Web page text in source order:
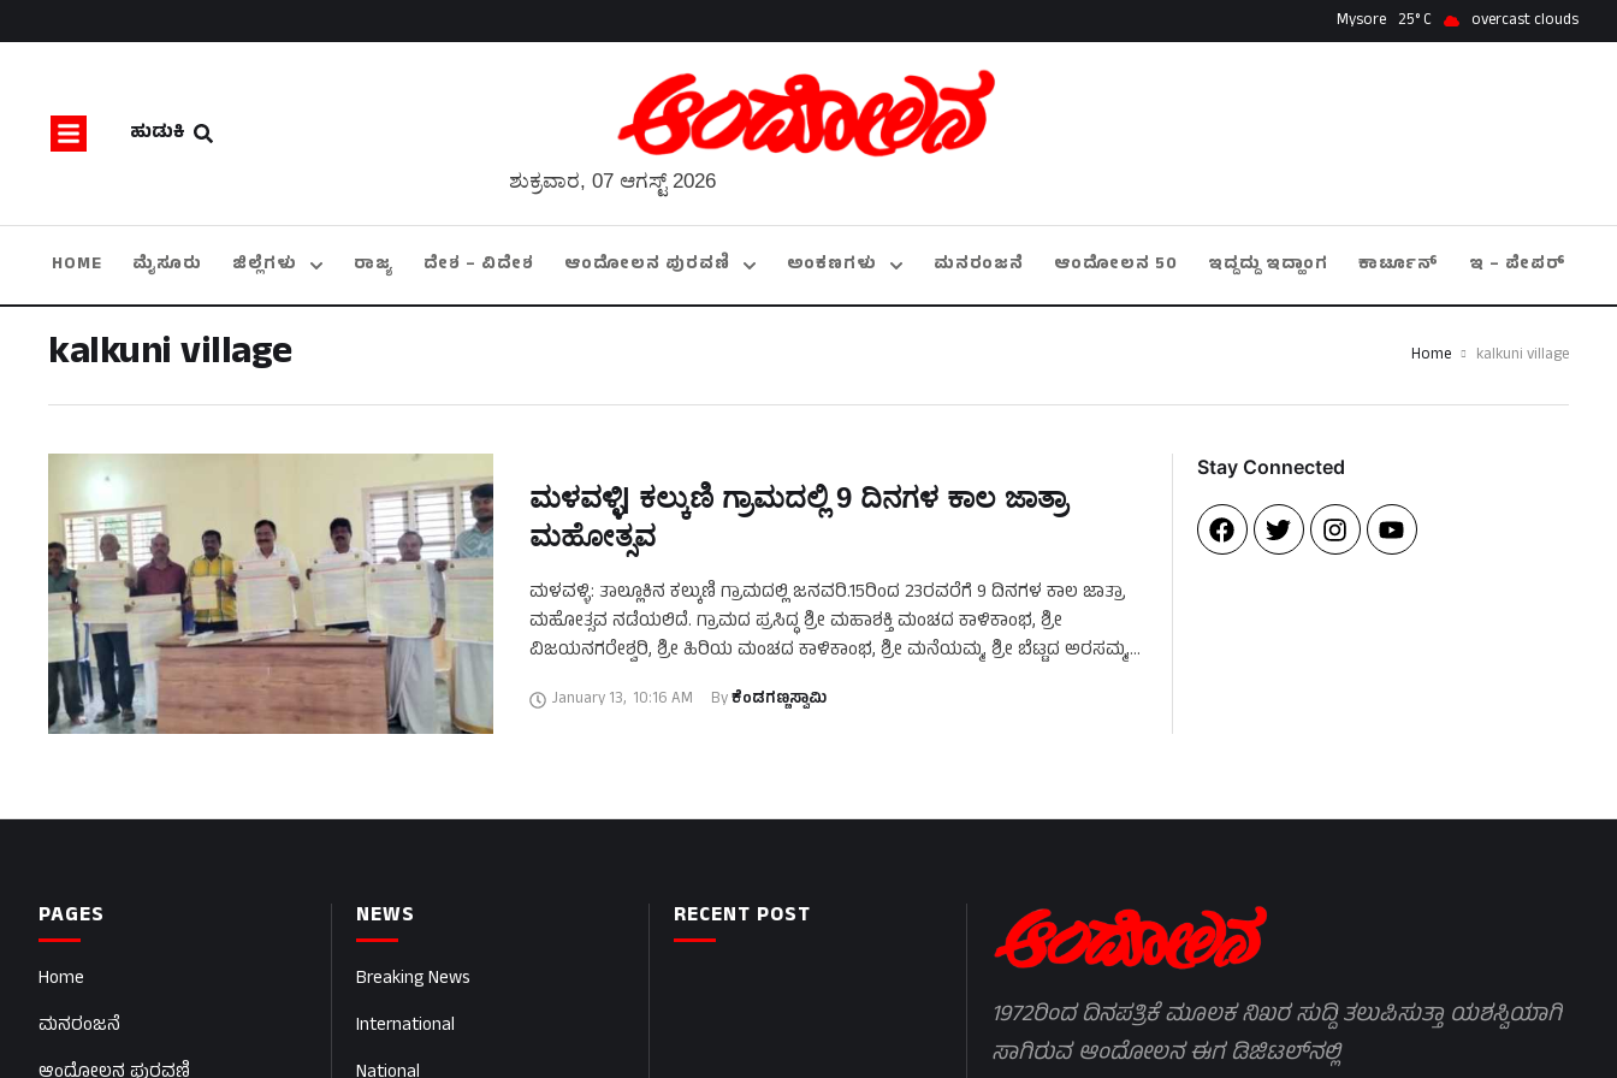
Mysore 25 overcast clouds
ಹುಡುಕಿ
ಶುಕ್ರವಾರ, 07 ಆಗಸ್ಟ್ 2026
HOME ಮೈಸೂರು ಜಿಲ್ಲೆಗಳು ರಾಜ್ಯ ದೇಶ – ವಿದೇಶ ಆಂದೋಲನ ಪುರವಣಿ ಅಂಕಣಗಳು ಮನರಂಜನೆ ಆಂದೋಲನ 50 ಇದ್ದದ್ದು ಇದ್ಹಾಂಗ ಕಾರ್ಟೂನ್ ಇ – ಪೇಪರ್
kalkuni village Home kalkuni village
ಮಳವಳ್ಳಿ| ಕಲ್ಕುಣಿ ಗ್ರಾಮದಲ್ಲಿ 9 ದಿನಗಳ ಕಾಲ ಜಾತ್ರಾ
ಮಹೋತ್ಸವ
ಮಳವಳ್ಳಿ: ತಾಲ್ಲೂಕಿನ ಕಲ್ಕುಣಿ ಗ್ರಾಮದಲ್ಲಿ ಜನವರಿ.15ರಿಂದ 23ರವರೆಗೆ 9 ದಿನಗಳ ಕಾಲ ಜಾತ್ರಾ
ಮಹೋತ್ಸವ ನಡೆಯಲಿದೆ. ಗ್ರಾಮದ ಪ್ರಸಿದ್ಧ ಶ್ರೀ ಮಹಾಶಕ್ತಿ ಮಂಚದ ಕಾಳಿಕಾಂಭ, ಶ್ರೀ
ವಿಜಯನಗರೇಶ್ವರಿ, ಶ್ರೀ ಹಿರಿಯ ಮಂಚದ ಕಾಳಿಕಾಂಭ, ಶ್ರೀ ಮನೆಯಮ್ಮ, ಶ್ರೀ ಬೆಟ್ಟದ ಅರಸಮ್ಮ,
January 13, 10:16 AM By ಕೆಂಡಗಣ್ಣಸ್ವಾಮಿ
Stay Connected​
PAGES
Home
ಮನರಂಜನೆ
NEWS
Breaking News
International
RECENT POST
1972ರಿಂದ ದಿನಪತ್ರಿಕೆ ಮೂಲಕ ನಿಖರ ಸುದ್ದಿ ತಲುಪಿಸುತ್ತಾ ಯಶಸ್ವಿಯಾಗಿ
ಸಾಗಿರುವ ಆಂದೋಲನ ಈಗ ಡಿಜಿಟಲ್‌ನಲ್ಲಿ